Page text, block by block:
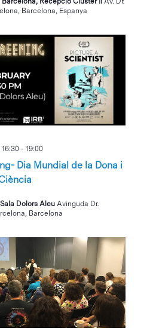
Barcelona, Espanya
Dia Mundial de la Dona i
-19:00
Dolors AleuAvinguda Dr.
Barcelona